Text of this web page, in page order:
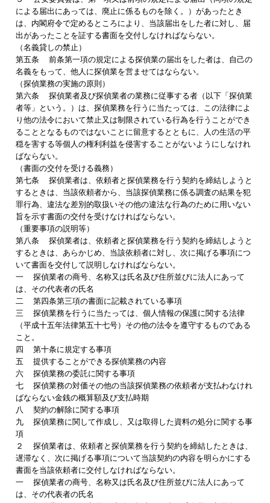
による届出にあっては、廃止に係るものを除く。）があったとき
は、内閣府令で定めるところにより、当該届出をした者に対し、届
出があったことを証する書面を交付しなければならない。
（名義貸しの禁止）
第五条 前条第一項の規定による探偵業の届出をした者は、自己の
名義をもって、他人に探偵業を営ませてはならない。
（探偵業務の実施の原則）
第六条 探偵業者及び探偵業者の業務に従事する者（以下「探偵業
者等」という。）は、探偵業務を行うに当たっては、この法律によ
り他の法令において禁止又は制限されている行為を行うことができ
ることとなるものではないことに留意するとともに、人の生活の平
穏を害する等個人の権利利益を侵害することがないようにしなけれ
ばならない。
（書面の交付を受ける義務）
第七条 探偵業者は、依頼者と探偵業務を行う契約を締結しようと
するときは、当該依頼者から、当該探偵業務に係る調査の結果を犯
罪行為、違法な差別的取扱いその他の違法な行為のために用いない
旨を示す書面の交付を受けなければならない。
（重要事項の説明等）
第八条 探偵業者は、依頼者と探偵業務を行う契約を締結しようと
するときは、あらかじめ、当該依頼者に対し、次に掲げる事項につ
いて書面を交付して説明しなければならない。
一 探偵業者の商号、名称又は氏名及び住所並びに法人にあって
は、その代表者の氏名
二 第四条第三項の書面に記載されている事項
三 探偵業務を行うに当たっては、個人情報の保護に関する法律
（平成十五年法律第五十七号）その他の法令を遵守するものである
こと。
四 第十条に規定する事項
五 提供することができる探偵業務の内容
六 探偵業務の委託に関する事項
七 探偵業務の対価その他の当該探偵業務の依頼者が支払わなけれ
ばならない金銭の概算額及び支払時期
八 契約の解除に関する事項
九 探偵業務に関して作成し、又は取得した資料の処分に関する事
項
２ 探偵業者は、依頼者と探偵業務を行う契約を締結したときは、
遅滞なく、次に掲げる事項について当該契約の内容を明らかにする
書面を当該依頼者に交付しなければならない。
一 探偵業者の商号、名称又は氏名及び住所並びに法人にあって
は、その代表者の氏名